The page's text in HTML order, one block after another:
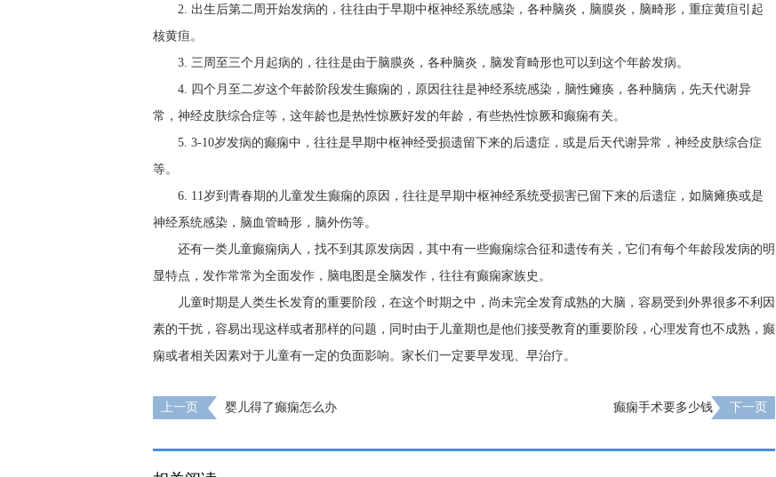
2. 出生后第二周开始发病的，往往由于早期中枢神经系统感染，各种脑炎，脑膜炎，脑畸形，重症黄疸引起
核黄疸。
3. 三周至三个月起病的，往往是由于脑膜炎，各种脑炎，脑发育畸形也可以到这个年龄发病。
4. 四个月至二岁这个年龄阶段发生癫痫的，原因往往是神经系统感染，脑性瘫痪，各种脑病，先天代谢异
常，神经皮肤综合症等，这年龄也是热性惊厥好发的年龄，有些热性惊厥和癫痫有关。
5. 3-10岁发病的癫痫中，往往是早期中枢神经受损遗留下来的后遗症，或是后天代谢异常，神经皮肤综合症
等。
6. 11岁到青春期的儿童发生癫痫的原因，往往是早期中枢神经系统受损害已留下来的后遗症，如脑瘫痪或是
神经系统感染，脑血管畸形，脑外伤等。
还有一类儿童癫痫病人，找不到其原发病因，其中有一些癫痫综合征和遗传有关，它们有每个年龄段发病的明
显特点，发作常常为全面发作，脑电图是全脑发作，往往有癫痫家族史。
儿童时期是人类生长发育的重要阶段，在这个时期之中，尚未完全发育成熟的大脑，容易受到外界很多不利因
素的干扰，容易出现这样或者那样的问题，同时由于儿童期也是他们接受教育的重要阶段，心理发育也不成熟，癫
痫或者相关因素对于儿童有一定的负面影响。家长们一定要早发现、早治疗。
上一页 婴儿得了癫痫怎么办 癫痫手术要多少钱 下一页